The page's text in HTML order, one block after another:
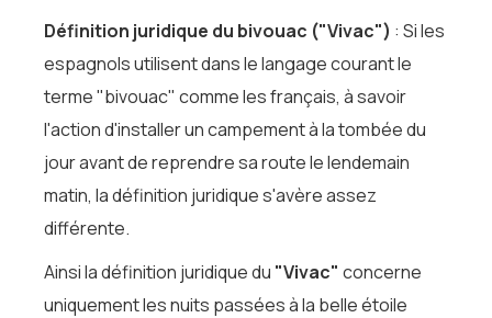
Définition juridique du bivouac ("Vivac") : Si les
espagnols utilisent dans le langage courant le
terme "bivouac" comme les français, à savoir
l'action d'installer un campement à la tombée du
jour avant de reprendre sa route le lendemain
matin, la définition juridique s'avère assez
différente.
Ainsi la définition juridique du "Vivac" concerne
uniquement les nuits passées à la belle étoile